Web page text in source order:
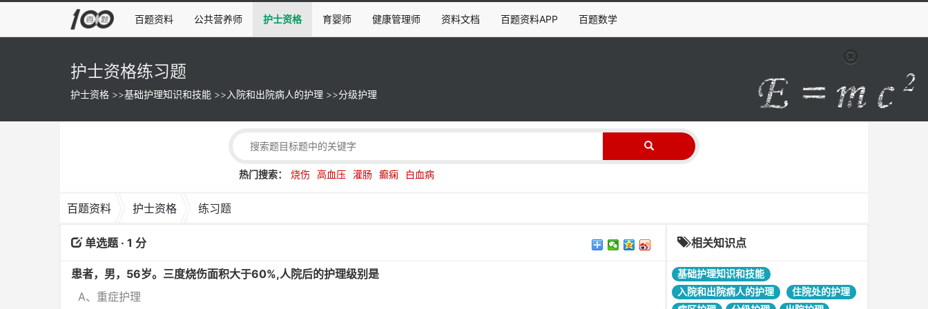
百题资料 公共营养师 护士资格 育婴师 健康管理师 资料文档 百题资料APP 百题数学
护士资格练习题
护士资格 >>基础护理知识和技能 >> 入院和出院病人的护理 >>分级护理
热门搜索： 烧伤 高血压 灌肠 癫痫 白血病
百题资料 护士资格 练习题
单选题 · 1 分
患者，男，56岁。三度烧伤面积大于60%,人院后的护理级别是
A、重症护理
相关知识点
基础护理知识和技能
入院和出院病人的护理
住院处的护理